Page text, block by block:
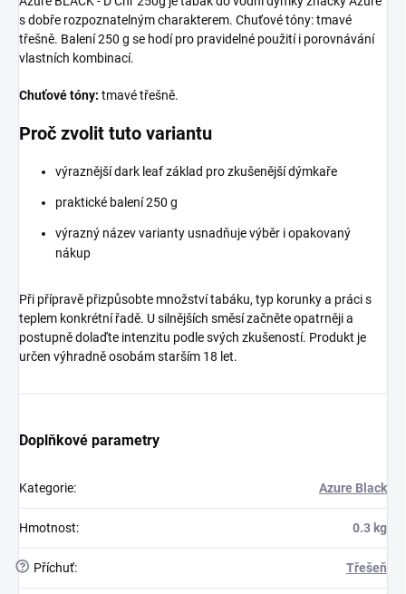
s dobře rozpoznatelným charakterem. Chuťové tóny: tmavé
třešně. Balení 250 g se hodí pro pravidelné použití i porovnávání
vlastních kombinací.
Chuťové tóny: tmavé třešně.
Proč zvolit tuto variantu
výraznější dark leaf základ pro zkušenější dýmkaře
praktické balení 250 g
výrazný název varianty usnadňuje výběr i opakovaný
nákup
Při přípravě přizpůsobte množství tabáku, typ korunky a práci s
teplem konkrétní řadě. U silnějších směsí začněte opatrněji a
postupně dolaďte intenzitu podle svých zkušeností. Produkt je
určen výhradně osobám starším 18 let.
Doplňkové parametry
Kategorie: Azure Black
Hmotnost: 0.3 kg
? Příchuť: Třešeň